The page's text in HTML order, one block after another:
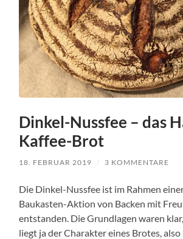
Dinkel-Nussfee – das
Kaffee-Brot
18. FEBRUAR 2019 / 3 KOMMENTARE
Die Dinkel-Nussfee ist im Rahmen
Baukasten-Aktion von Backen mit
entstanden. Die Grundlagen waren
liegt ja der Charakter eines Brotes,